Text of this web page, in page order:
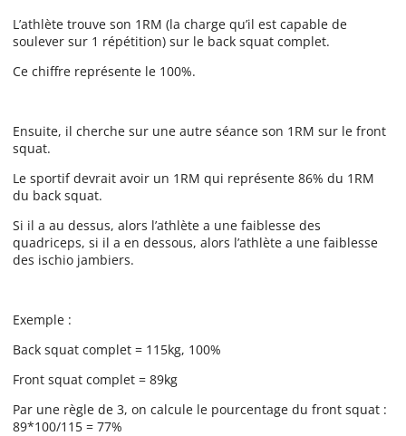
L’athlète trouve son 1RM (la charge qu’il est capable de
soulever sur 1 répétition) sur le back squat complet.
Ce chiffre représente le 100%.
Ensuite, il cherche sur une autre séance son 1RM sur le front
squat.
Le sportif devrait avoir un 1RM qui représente 86% du 1RM
du back squat.
Si il a au dessus, alors l’athlète a une faiblesse des
quadriceps, si il a en dessous, alors l’athlète a une faiblesse
des ischio jambiers.
Exemple :
Back squat complet = 115kg, 100%
Front squat complet = 89kg
Par une règle de 3, on calcule le pourcentage du front squat :
89*100/115 = 77%